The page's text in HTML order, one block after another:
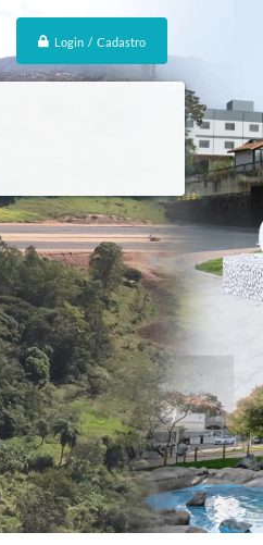
Login / Cadastro